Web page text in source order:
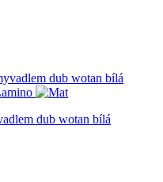
dub wotan bílá